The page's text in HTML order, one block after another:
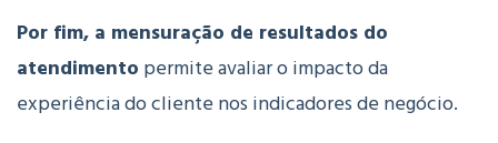
Por fim, a mensuração de resultados do
atendimento permiteavaliar oimpactoda
experiênciadocliente nos indicadoresde negócio.